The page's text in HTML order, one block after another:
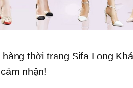
thời trang Sifa Long
nhận!